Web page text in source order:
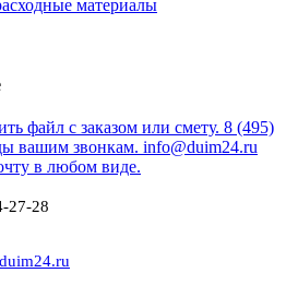
материалы
файл с заказом или смету. 8 (495)
вашим звонкам. info@duim24.ru
в любом виде.
27-28